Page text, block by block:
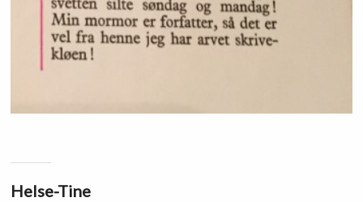
Helse-Tine